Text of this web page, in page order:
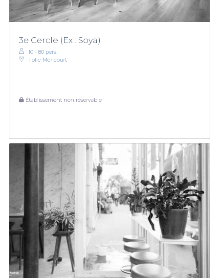
3e Cercle (Ex : Soya)
10 - 80 pers.
Folie-Méricourt
Établissement non réservable